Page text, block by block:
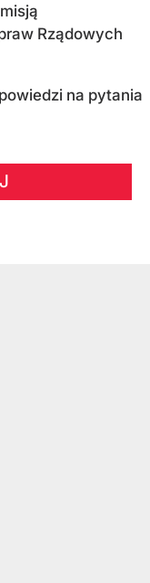
Rządowych
na pytania